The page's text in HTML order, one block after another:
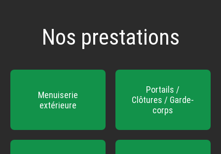
Nos prestations
Menuiserie
extérieure
Portails /
Clôtures / Garde-
corps